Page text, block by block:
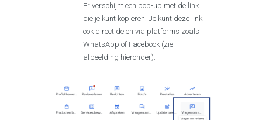
Er verschijnt een pop-up met de link
die je kunt kopiëren. Je kunt deze link
ook direct delen via platforms zoals
WhatsApp of Facebook (zie
afbeelding hieronder).